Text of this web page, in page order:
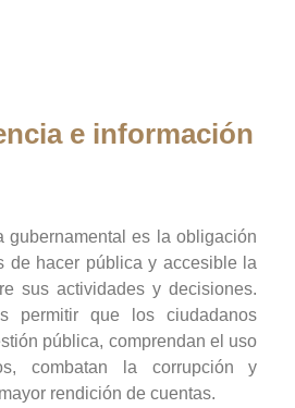
e información
gubernamental es la obligación
de hacer pública y accesible la
sus actividades y decisiones.
permitir que los ciudadanos
pública, comprendan el uso
combatan la corrupción y
rendición de cuentas.